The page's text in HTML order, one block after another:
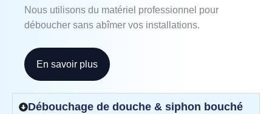
Nous utilisons du matériel professionnel pour
déboucher sans abîmer vos installations.
En savoir plus
Débouchage de douche & siphon bouché